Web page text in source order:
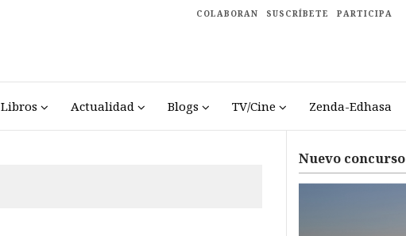
COLABORAN SUSCRÍBETE PARTICIPA
Libros Actualidad Blogs TV/Cine Zenda-Edhasa
Nuevo concurso